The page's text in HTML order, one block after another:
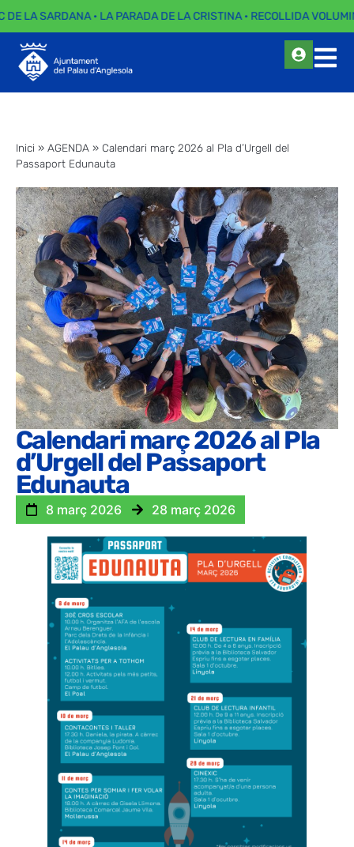
DE LA SARDANA · LA PARADA DE LA CRISTINA · RECOLLIDA
Inici » AGENDA » Calendari març 2026 al Pla d’Urgell del
Passaport Edunauta
Calendari març 2026 al Pla
d’Urgell del Passaport
Edunauta
8 març 2026 28 març 2026